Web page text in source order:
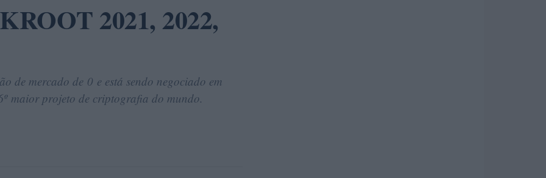
2021, 2022,
de mercado de 0 e está sendo negociado em
maior projeto de criptografia do mundo.